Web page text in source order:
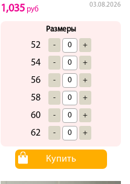
03.08.2026
1,035 руб
Размеры
52 - +
54 - +
56 - +
58 - +
60 - +
62 - +
Купить